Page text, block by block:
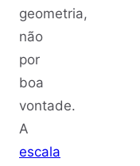
geometria,
não
por
boa
vontade.
A
escala